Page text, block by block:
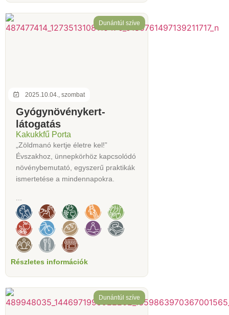
2025.10.04., szombat
Dunántúl szíve
Gyógynövénykert-
látogatás
Kakukkfű Porta
„Zöldmanó kertje életre kel!”
Évszakhoz, ünnepkörhöz kapcsolódó
növénybemutató, egyszerű praktikák
ismertetése a mindennapokra.
Részletes információk
Dunántúl szíve